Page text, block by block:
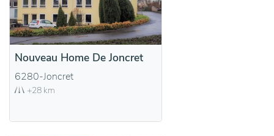
Nouveau Home De Joncret
6280-Joncret
+28 km